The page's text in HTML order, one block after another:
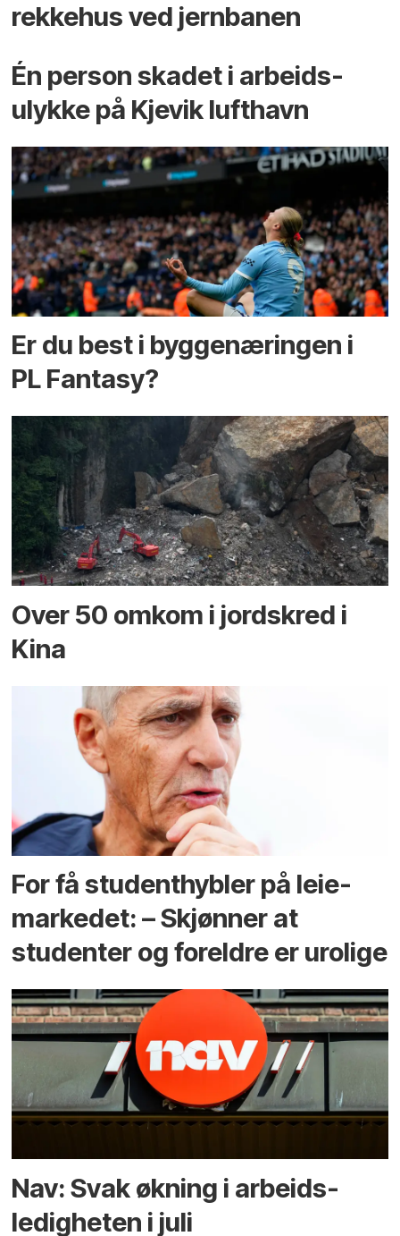
rekkehus ved jernbanen
Én person skadet i arbeids­
ulykke på Kjevik lufthavn
Er du best i bygge­næringen i
PL Fantasy?
Over 50 omkom i jord­skred i
Kina
For få student­hybler på leie­
markedet: – Skjønner at
studenter og foreldre er urolige
Nav: Svak økning i arbeids­
ledigheten i juli